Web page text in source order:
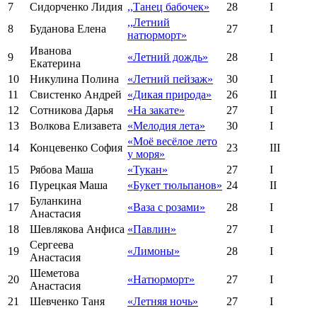
7
Сидорченко Лидия ,,Танец бабочек» 28
I
8
Буданова Елена
,,Летний
натюрморт»
27 I
9
Иванова
Екатерина
«Летний дождь» 28
I
10
Никулина Полина «Летний пейзаж» 30
I
11
Свистенко Андрей «Дикая природа» 26
II
12
Сотникова Дарья «На закате» 27
I
13
Волкова Елизавета «Мелодия лета» 30
I
14
Концевенко София
«Моё весёлое лето
у моря»
23
III
15
Рябова Маша «Тукан» 27
I
16
Пурецкая Маша «Букет тюльпанов» 24
II
17
Буланкина
Анастасия
«Ваза с розами» 28
I
18
Шевлякова Анфиса «Павлин» 27
I
19
Сергеева
Анастасия
«Лимоны» 28 I
20
Шеметова
Анастасия
«Натюрморт» 27
I
21
Шевченко Таня «Летняя ночь» 27 I